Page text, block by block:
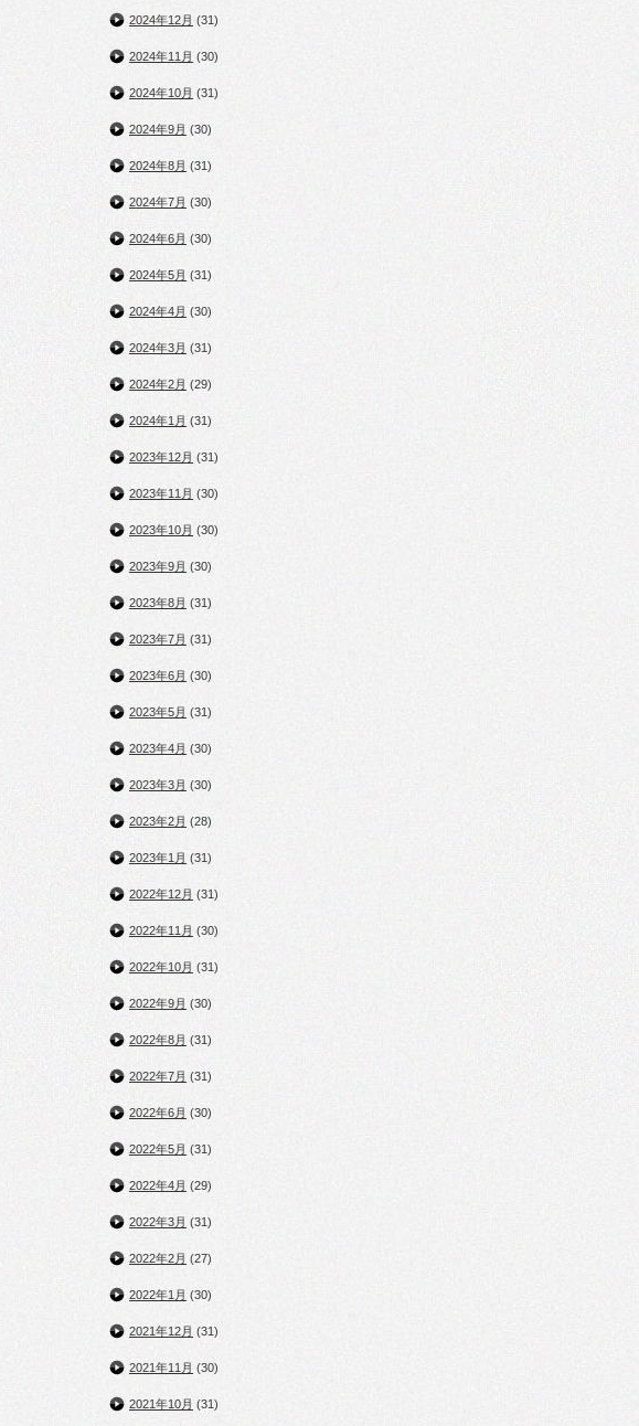
2024年12月 (31)
2024年11月 (30)
2024年10月 (31)
2024年9月 (30)
2024年8月 (31)
2024年7月 (30)
2024年6月 (30)
2024年5月 (31)
2024年4月 (30)
2024年3月 (31)
2024年2月 (29)
2024年1月 (31)
2023年12月 (31)
2023年11月 (30)
2023年10月 (30)
2023年9月 (30)
2023年8月 (31)
2023年7月 (31)
2023年6月 (30)
2023年5月 (31)
2023年4月 (30)
2023年3月 (30)
2023年2月 (28)
2023年1月 (31)
2022年12月 (31)
2022年11月 (30)
2022年10月 (31)
2022年9月 (30)
2022年8月 (31)
2022年7月 (31)
2022年6月 (30)
2022年5月 (31)
2022年4月 (29)
2022年3月 (31)
2022年2月 (27)
2022年1月 (30)
2021年12月 (31)
2021年11月 (30)
2021年10月 (31)